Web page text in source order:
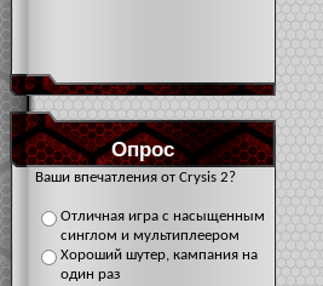
Опрос
Ваши впечатления от Crysis 2?
Отличная игра с насыщенным
синглом и мультиплеером
Хороший шутер, кампания на
один раз